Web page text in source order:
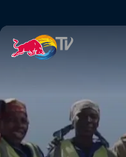
Recycling